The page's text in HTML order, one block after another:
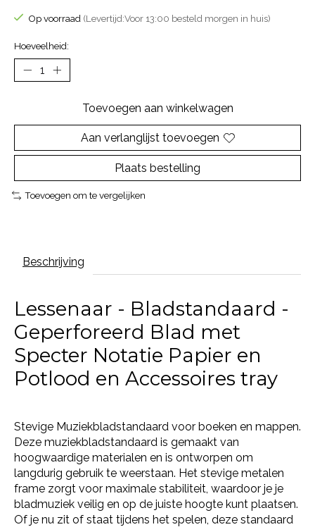
Op voorraad (Levertijd:Voor 13:00 besteld morgen in huis)
Hoeveelheid:
Toevoegen aan winkelwagen
Aan verlanglijst toevoegen
Plaats bestelling
Toevoegen om te vergelijken
Beschrijving
Lessenaar - Bladstandaard -
Geperforeerd Blad met
Specter Notatie Papier en
Potlood en Accessoires tray
Stevige Muziekbladstandaard voor boeken en mappen.
Deze muziekbladstandaard is gemaakt van
hoogwaardige materialen en is ontworpen om
langdurig gebruik te weerstaan. Het stevige metalen
frame zorgt voor maximale stabiliteit, waardoor je je
bladmuziek veilig en op de juiste hoogte kunt plaatsen.
Of je nu zit of staat tijdens het spelen, deze standaard